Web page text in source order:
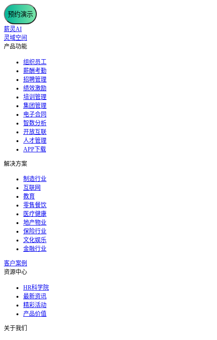
预约演示
薪灵AI
灵域空间
产品功能
组织员工
薪酬考勤
招聘管理
绩效激励
培训管理
集团管理
电子合同
智数分析
开放互联
人才管理
APP下载
解决方案
制造行业
互联网
教育
零售餐饮
医疗健康
地产物业
保险行业
文化娱乐
金融行业
客户案例
资源中心
HR科学院
最新资讯
精彩活动
产品价值
关于我们